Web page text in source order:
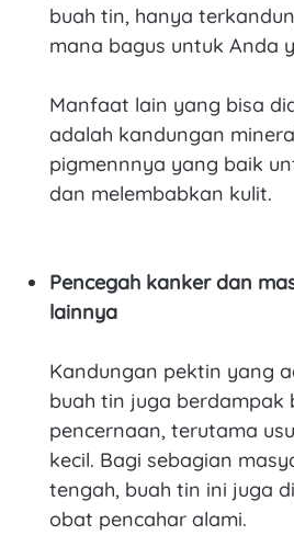
buah tin, hanya
mana bagus untuk Anda
Manfaat lain yang bisa
adalah kandungan
pigmennnya yang baik
dan melembabkan kulit.
Pencegah kanker dan
lainnya
Kandungan pektin yang
buah tin juga berdampak
pencernaan, terutama
kecil. Bagi sebagian
tengah, buah tin ini juga
obat pencahar alami.